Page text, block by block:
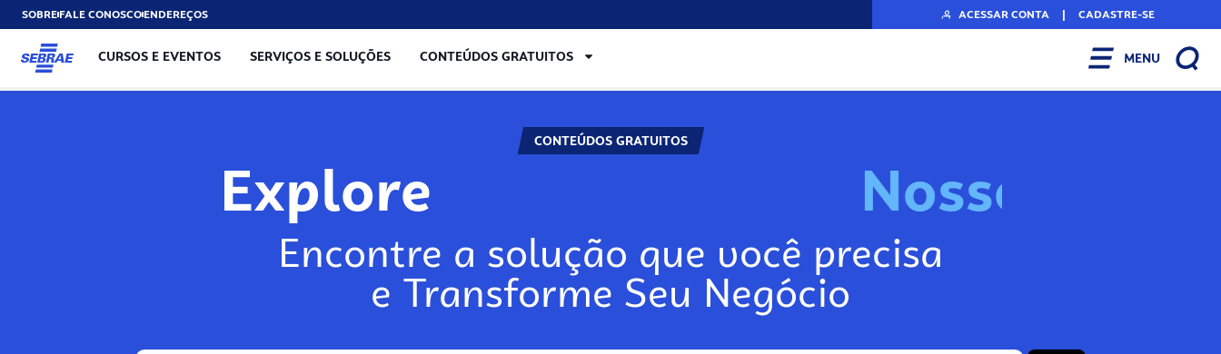
SOBREFALE CONOSCOENDEREÇOS ACESSAR CONTA | CADASTRE-SE
CURSOS E EVENTOS SERVIÇOS E SOLUÇÕES CONTEÚDOS GRATUITOS MENU
CONTEÚDOS GRATUITOS
Explore Nosso
Encontre a solução que você precisa
e Transforme Seu Negócio